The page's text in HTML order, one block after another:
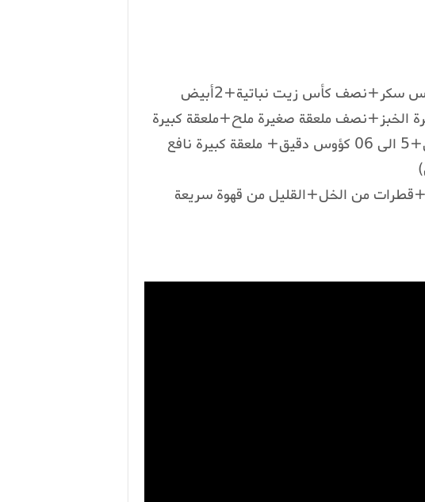
المقادير:2 كؤوس حليب دافئ+نصف كأس سكر+نصف كأس زيت نباتية+2أبيض
الخبز+نصف ملعقة صغيرة ملح+ملعقة كبيرة
خل+كيس خميرة الحلويات+ كيس فاني+5 الى 06 كؤوس دقيق+ ملعقة كبيرة نافع
من الخل+القليل من قهوة سريعة